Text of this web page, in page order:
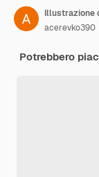
acerevko390
Potrebbero